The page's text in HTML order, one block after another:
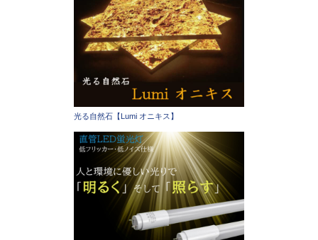
光る自然石【Lumi オニキス】